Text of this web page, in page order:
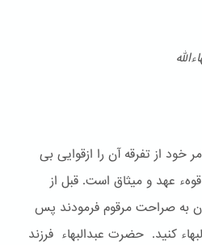
خود از تفرقه آن را ازقوایی بی
عهد و ميثاق است. قبل از
به صراحت مرقوم فرمودند پس
كنيد. حضرت عبدالبهاء فرزند